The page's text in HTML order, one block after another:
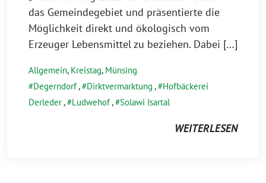
das Gemeindegebiet und präsentierte die
Möglichkeit direkt und ökologisch vom
Erzeuger Lebensmittel zu beziehen. Dabei […]
Allgemein, Kreistag, Münsing
Degerndorf, Dirktvermarktung ,
Hofbäckerei
Derleder, Ludwehof, Solawi Isartal
WEITERLESEN